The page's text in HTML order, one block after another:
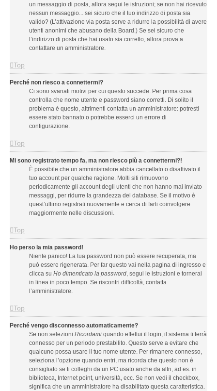
un messaggio di posta, allora segui le istruzioni; se non hai ricevuto
nessun messaggio... sei sicuro che il tuo indirizzo di posta sia
valido? (L’attivazione via posta serve a ridurre la possibilità di avere
utenti anonimi che abusano della Board.) Se sei sicuro che
l’indirizzo di posta che hai usato sia corretto, allora prova a
contattare un amministratore.
Top
Perché non riesco a connettermi?
Ci sono svariati motivi per cui questo succede. Per prima cosa
controlla che nome utente e password siano corretti. Di solito il
problema è questo, altrimenti contatta un amministratore: potresti
essere stato bannato o potrebbe esserci un errore di
configurazione.
Top
Mi sono registrato tempo fa, ma non riesco più a connettermi?!
È possibile che un amministratore abbia cancellato o disattivato il
tuo account per qualche ragione. Molti siti rimuovono
periodicamente gli account degli utenti che non hanno mai inviato
messaggi, per ridurre la grandezza del database. Se il motivo è
quest’ultimo registrati nuovamente e cerca di farti coinvolgere
maggiormente nelle discussioni.
Top
Ho perso la mia password!
Niente panico! La tua password non può essere recuperata, ma
può essere rigenerata. Per far questo vai nella pagina di ingresso e
clicca su Ho dimenticato la password, segui le istruzioni e tornerai
in linea in poco tempo. Se riscontri difficoltà, contatta
l’amministratore.
Top
Perché vengo disconnesso automaticamente?
Se non selezioni Ricordami quando effettui il login, il sistema ti terrà
connesso per un periodo prestabilito. Questo serve a evitare che
qualcuno possa usare il tuo nome utente. Per rimanere connesso,
seleziona l’opzione quando entri, ma ricorda che questo non è
consigliato se ti colleghi da un PC usato anche da altri, ad es. in
biblioteca, Internet point, università, ecc. Se non vedi il checkbox,
significa che un amministratore ha disabilitato questa caratteristica.